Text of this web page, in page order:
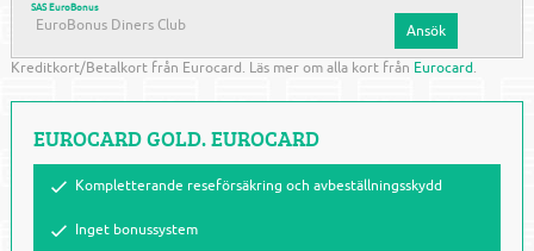
SAS EuroBonus
EuroBonus Diners Club
Ansök
Kreditkort/Betalkort från Eurocard. Läs mer om alla kort från Eurocard.
EUROCARD GOLD. EUROCARD
Kompletterande reseförsäkring och avbeställningsskydd
Inget bonussystem